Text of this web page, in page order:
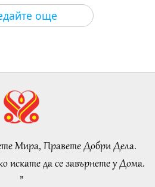
още
2026-08-05 1133
Ethics on Water:
2
2026-08-05 Преглед
Мира, Правете Добри Дела.
искате да се завърнете у Дома.
”